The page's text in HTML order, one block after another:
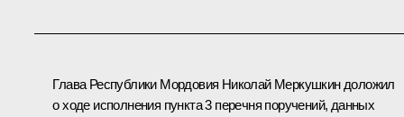
Глава Республики Мордовия Николай Меркушкиндоложил
о ходе исполнения пункта 3 перечня поручений, данных